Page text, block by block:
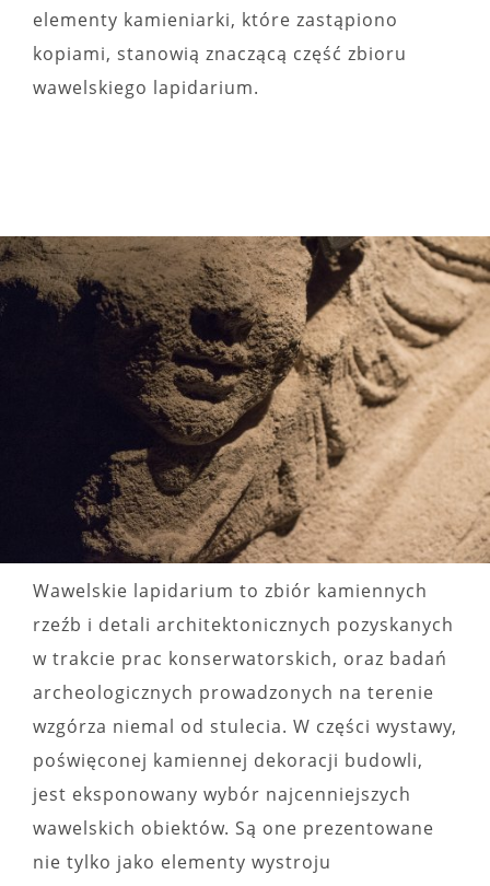
elementy kamieniarki, które zastąpiono
kopiami, stanowią znaczącą część zbioru
wawelskiego lapidarium.
Wawelskie lapidarium to zbiór kamiennych
rzeźb i detali architektonicznych pozyskanych
w trakcie prac konserwatorskich, oraz badań
archeologicznych prowadzonych na terenie
wzgórza niemal od stulecia. W części wystawy,
poświęconej kamiennej dekoracji budowli,
jest eksponowany wybór najcenniejszych
wawelskich obiektów. Są one prezentowane
nie tylko jako elementy wystroju